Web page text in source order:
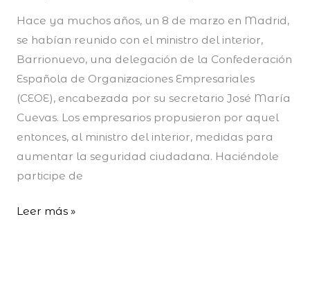
Hace ya muchos años, un 8 de marzo en Madrid,
se habían reunido con el ministro del interior,
Barrionuevo, una delegación de la Confederación
Española de Organizaciones Empresariales
(CEOE), encabezada por su secretario José María
Cuevas. Los empresarios propusieron por aquel
entonces, al ministro del interior, medidas para
aumentar la seguridad ciudadana. Haciéndole
participe de
Leer más »